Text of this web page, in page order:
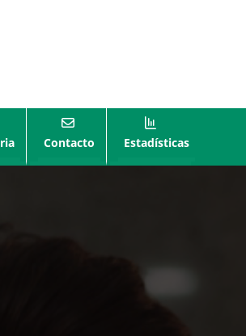
Contacto Estadísticas